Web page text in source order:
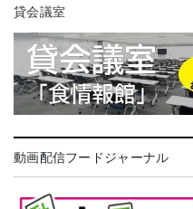
貸会議室
動画配信フードジャーナル